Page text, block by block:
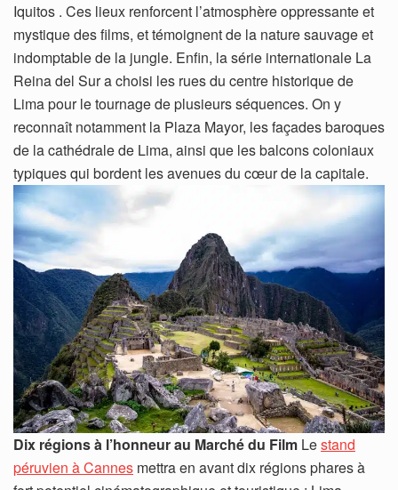
Iquitos . Ces lieux renforcent l’atmosphère oppressante et
mystique des films, et témoignent de la nature sauvage et
indomptable de la jungle. Enfin, la série internationale La
Reina del Sur a choisi les rues du centre historique de
Lima pour le tournage de plusieurs séquences. On y
reconnaît notamment la Plaza Mayor, les façades baroques
de la cathédrale de Lima, ainsi que les balcons coloniaux
typiques qui bordent les avenues du cœur de la capitale.
Dix régions à l’honneur au Marché du Film Lestand
péruvien à Cannes mettra en avant dix régions phares à